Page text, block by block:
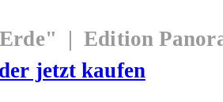
| Edition
jetzt kaufen